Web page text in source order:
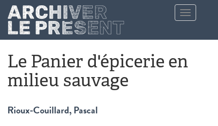
Aller au contenu principal
Toggle
navigation
Le Panier d'épicerie en
milieu sauvage
Rioux-Couillard, Pascal